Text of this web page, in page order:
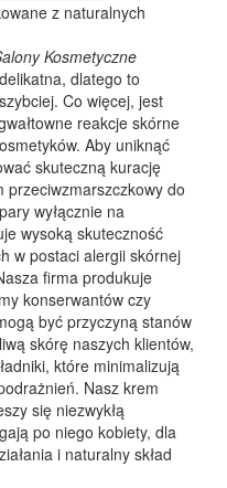
z naturalnych
Kosmetyczne
dlatego to
Co więcej, jest
reakcje skórne
Aby uniknąć
skuteczną kurację
przeciwzmarszczkowy do
wyłącznie na
wysoką skuteczność
w postaci alergii skórnej
firma produkuje
konserwantów czy
być przyczyną stanów
skórę naszych klientów,
które minimalizują
Nasz krem
się niezwykłą
po niego kobiety, dla
i naturalny skład